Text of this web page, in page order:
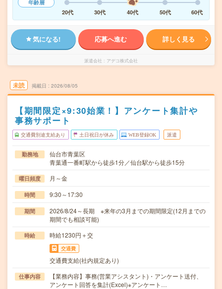
年齢層
20代
30代 40代 50代 60代
気になる! 応募へ進む 詳しく見る
派遣会社 アデコ株式会社
未読 掲載日 2026/08/05
【期間限定×9:30始業！】アンケート集計や
事務サポート
交通費別途支給あり 土日祝日が休み WEB登録OK 派遣
勤務地
仙台市青葉区
青葉通一番町駅から徒歩1分／仙台駅から徒歩15分
曜日頻度 月～金
時間 9:30～17:30
期間
2026/8/24～長期 ※来年の3月までの期間限定(12月までの
期間でも相談可能)
時給 時給1230円＋交
交通費
交通費支給(社内規定あり)
仕事内容
【業務内容】事務(営業アシスタント)・アンケート送付、
アンケート回答を集計(Excel)※アンケート…